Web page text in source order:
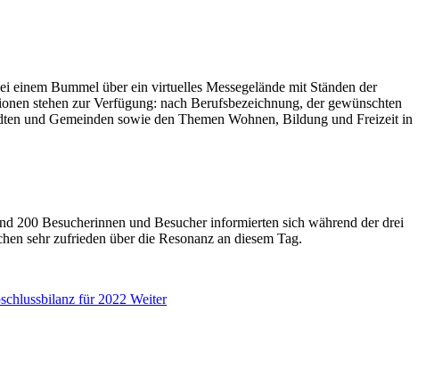
Bummel über ein virtuelles Messegelände mit Ständen der
stehen zur Verfügung: nach Berufsbezeichnung, der gewünschten
und Gemeinden sowie den Themen Wohnen, Bildung und Freizeit in
200 Besucherinnen und Besucher informierten sich während der drei
sehr zufrieden über die Resonanz an diesem Tag.
für 2022 Weiter